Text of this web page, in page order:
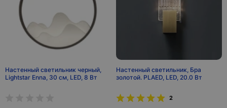
Настенный светильник черный,
Lightstar Enna, 30 см, LED, 8 Вт
Настенный светильник, Бра
золотой. PLAED, LED, 20.0 Вт
2